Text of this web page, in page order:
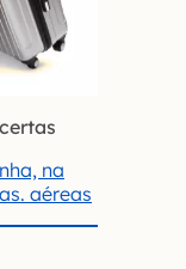
na
aéreas